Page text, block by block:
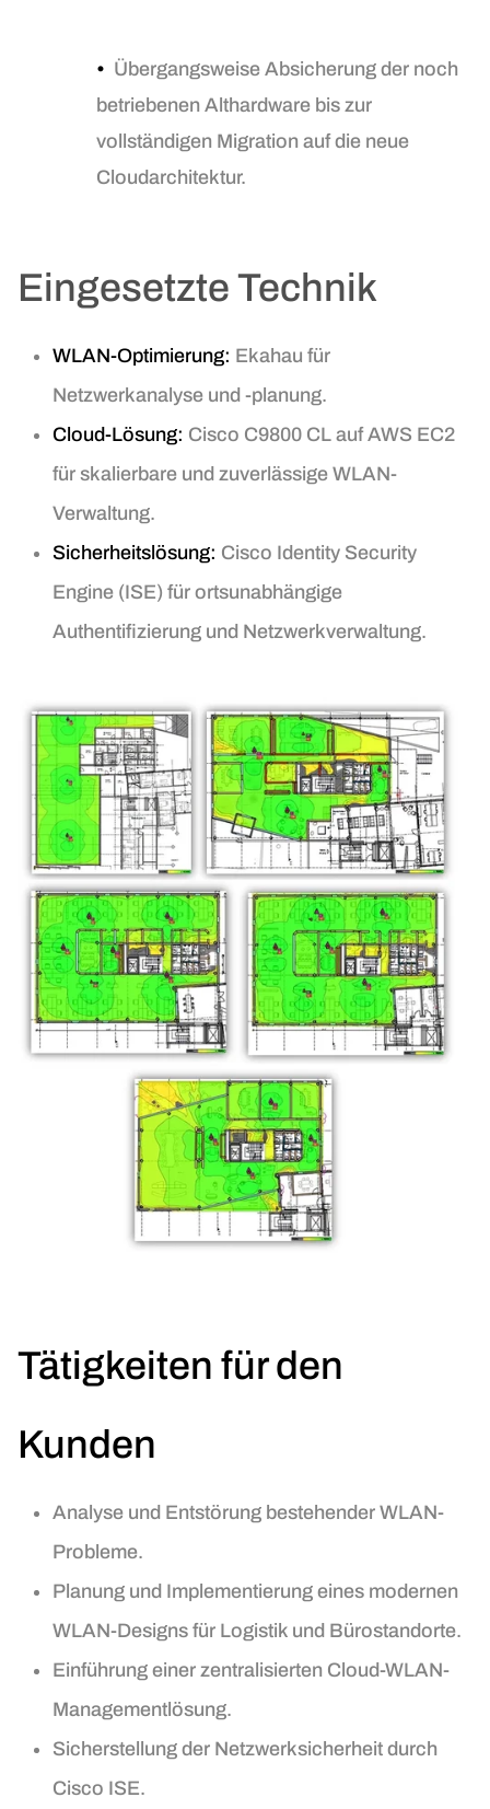
• Übergangsweise Absicherung der noch
betriebenen Althardware bis zur
vollständigen Migration auf die neue
Cloudarchitektur.
Eingesetzte Technik
WLAN-Optimierung: Ekahau für
Netzwerkanalyse und -planung.
Cloud-Lösung: Cisco C9800 CL auf AWS EC2
für skalierbare und zuverlässige WLAN-
Verwaltung.
Sicherheitslösung: Cisco Identity Security
Engine (ISE) für ortsunabhängige
Authentifizierung und Netzwerkverwaltung.
Tätigkeiten für den
Kunden
Analyse und Entstörung bestehender WLAN-
Probleme.
Planung und Implementierung eines modernen
WLAN-Designs für Logistik und Bürostandorte.
Einführung einer zentralisierten Cloud-WLAN-
Managementlösung.
Sicherstellung der Netzwerksicherheit durch
Cisco ISE.